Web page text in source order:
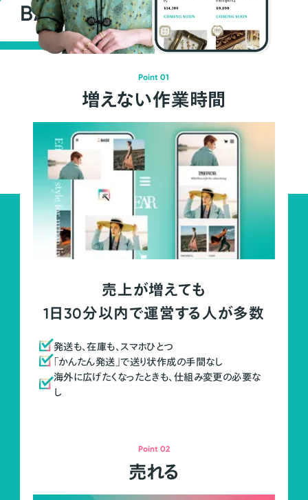
BASEが強い3つの理由
Point 01
増えない作業時間
売上が増えても
1日30分以内で運営する人が多数
発送も、在庫も、スマホひとつ
「かんたん発送」で送り状作成の手間なし
海外に広げたくなったときも、仕組み変更の必要な
し
Point 02
売れる